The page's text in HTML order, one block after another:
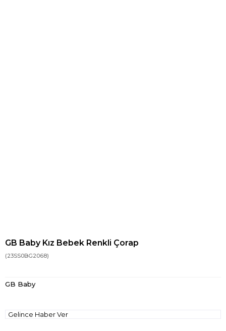
GB Baby Kız Bebek Renkli Çorap
(23SS0BG2068)
GB Baby
Gelince Haber Ver